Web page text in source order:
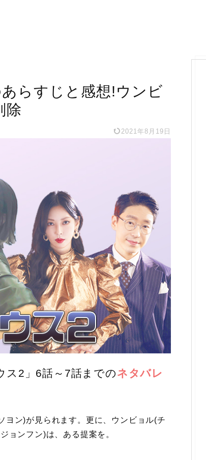
らすじと感想!ウンビ
除
2021年8月19日
ス2」6話～7話までのネタバレ
ヨン)が見られます。更に、ウンビョル(チ
ョンフン)は、ある提案を。